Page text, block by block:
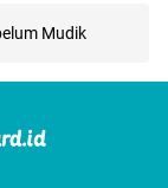
Mudik